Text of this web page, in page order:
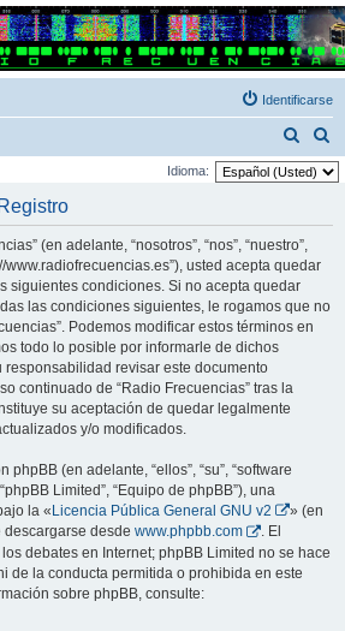
Identificarse
u
u
a
Idioma:
(en adelante, “nosotros”, “nos”, “nuestro”,
www.radiofrecuencias.es”), usted acepta quedar
siguientes condiciones. Si no acepta quedar
las condiciones siguientes, le rogamos que no
Podemos modificar estos términos en
todo lo posible por informarle de dichos
responsabilidad revisar este documento
continuado de “Radio Frecuencias” tras la
su aceptación de quedar legalmente
y/o modificados.
phpBB (en adelante, “ellos”, “su”, “software
Limited”, “Equipo de phpBB”), una
la « Licencia Pública General GNU v2
» (en
descargarse desde www.phpbb.com
. El
debates en Internet; phpBB Limited no se hace
de la conducta permitida o prohibida en este
sobre phpBB, consulte: